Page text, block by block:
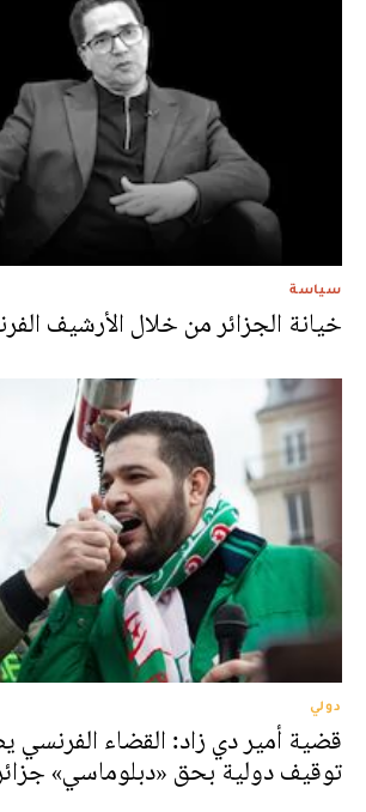
سياسة
خيانة الجزائر من خلال الأرشيف
دولي
قضية أمير دي زاد: القضاء الفرنسي
توقيف دولية بحق «دبلوماسي»